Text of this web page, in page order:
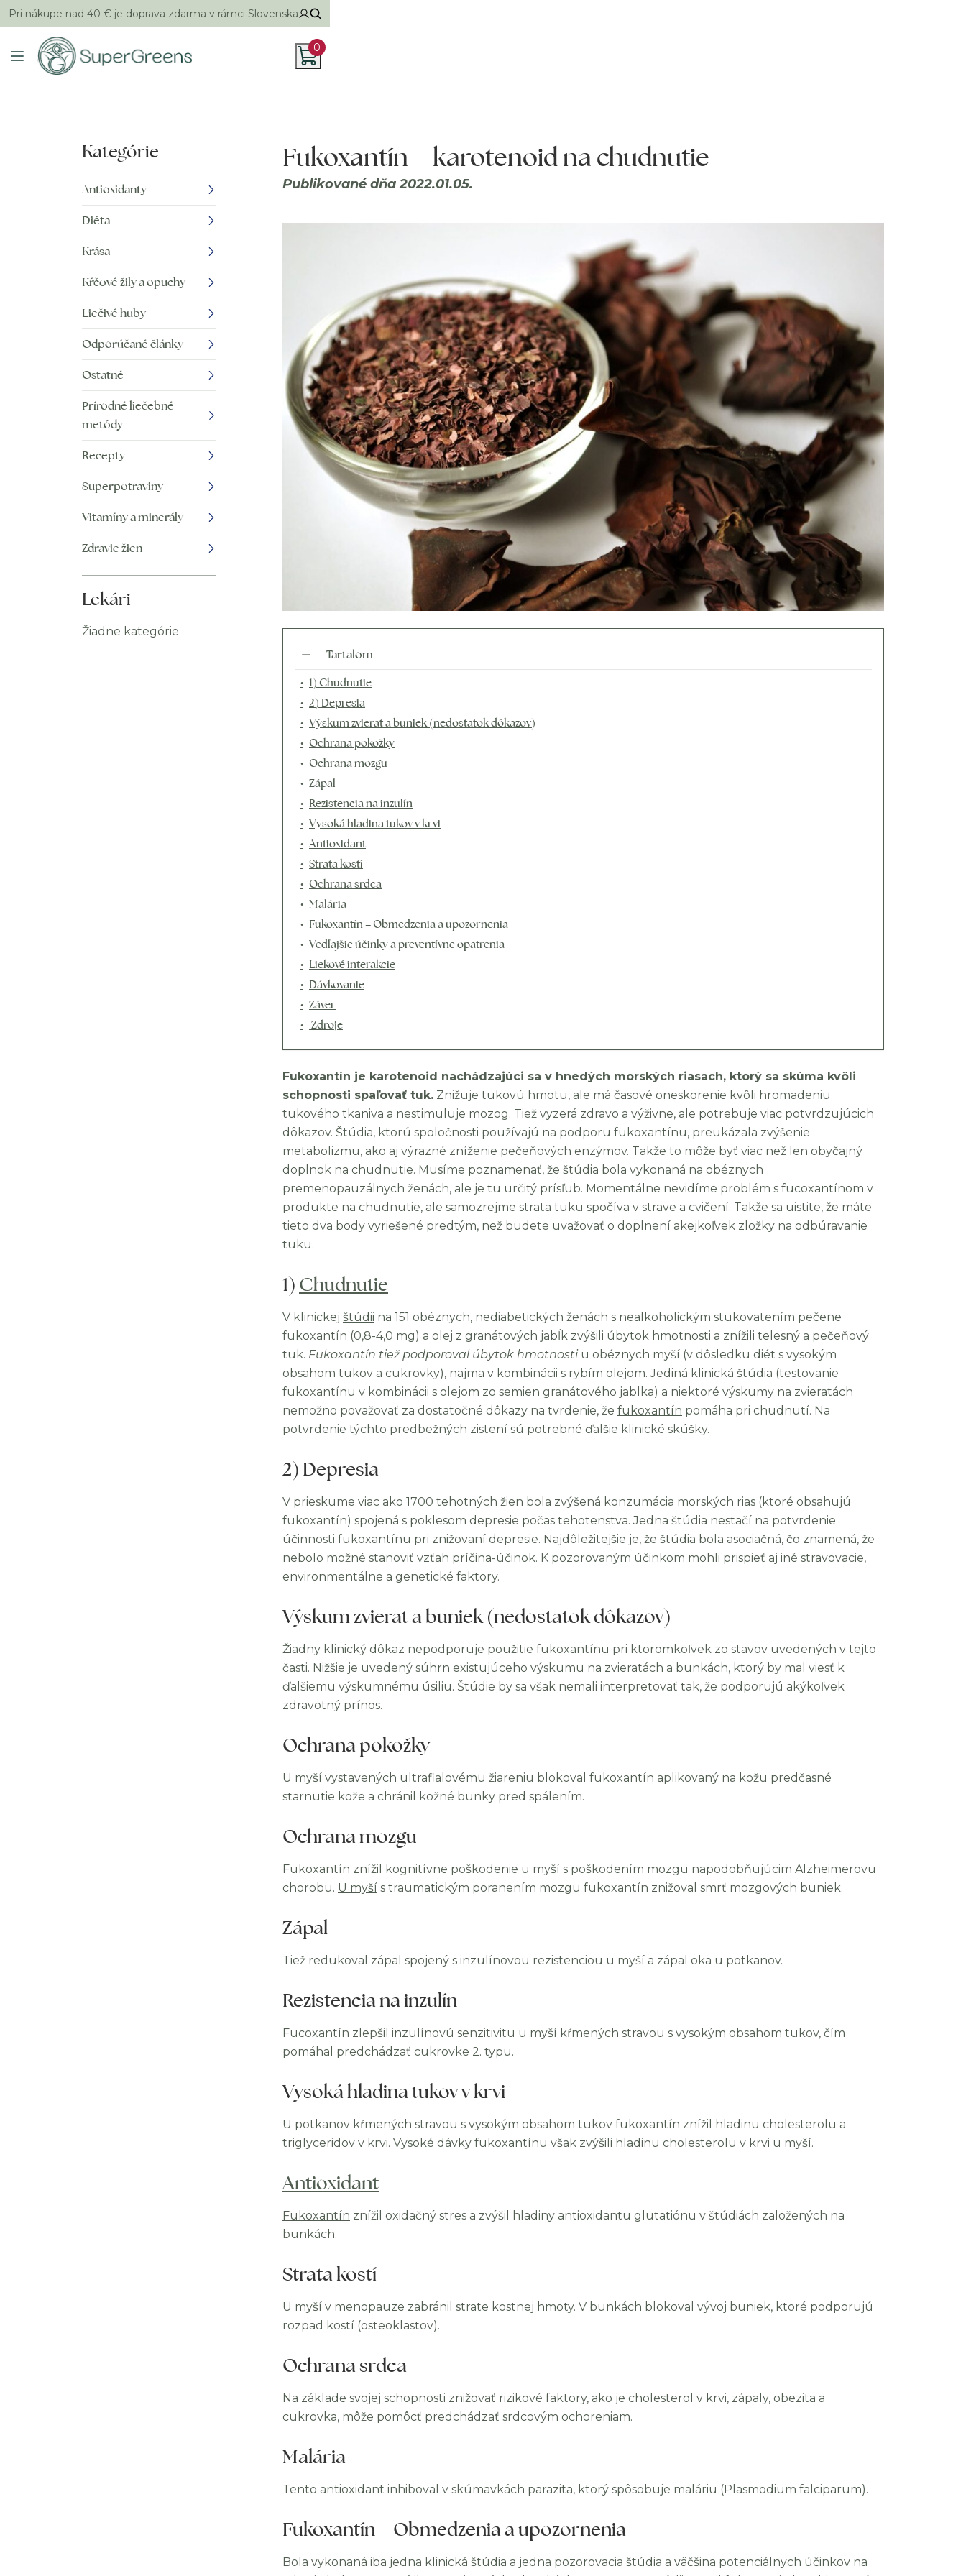
Pri nákupe nad 40 € je doprava zdarma v rámci Slovenska
0
Fukoxantín – karotenoid na chudnutie
Publikované dňa 2022.01.05.
Tartalom
1) Chudnutie
2) Depresia
Výskum zvierat a buniek (nedostatok dôkazov)
Ochrana pokožky
Ochrana mozgu
Zápal
Rezistencia na inzulín
Vysoká hladina tukov v krvi
Antioxidant
Strata kostí
Ochrana srdca
Malária
Fukoxantín – Obmedzenia a upozornenia
Vedľajšie účinky a preventívne opatrenia
Liekové interakcie
Dávkovanie
Záver
Zdroje
Fukoxantín je karotenoid nachádzajúci sa v hnedých morských riasach, ktorý sa skúma kvôli
schopnosti spaľovať tuk. Znižuje tukovú hmotu, ale má časové oneskorenie kvôli hromadeniu
tukového tkaniva a nestimuluje mozog. Tiež vyzerá zdravo a výživne, ale potrebuje viac potvrdzujúcich
dôkazov. Štúdia, ktorú spoločnosti používajú na podporu fukoxantínu, preukázala zvýšenie
metabolizmu, ako aj výrazné zníženie pečeňových enzýmov. Takže to môže byť viac než len obyčajný
doplnok na chudnutie. Musíme poznamenať, že štúdia bola vykonaná na obéznych
premenopauzálnych ženách, ale je tu určitý prísľub. Momentálne nevidíme problém s fucoxantínom v
produkte na chudnutie, ale samozrejme strata tuku spočíva v strave a cvičení. Takže sa uistite, že máte
tieto dva body vyriešené predtým, než budete uvažovať o doplnení akejkoľvek zložky na odbúravanie
tuku.
1) Chudnutie
V klinickej štúdii na 151 obéznych, nediabetických ženách s nealkoholickým stukovatením pečene
fukoxantín (0,8-4,0 mg) a olej z granátových jabĺk zvýšili úbytok hmotnosti a znížili telesný a pečeňový
tuk. Fukoxantín tiež podporoval úbytok hmotnosti u obéznych myší (v dôsledku diét s vysokým
obsahom tukov a cukrovky), najmä v kombinácii s rybím olejom. Jediná klinická štúdia (testovanie
fukoxantínu v kombinácii s olejom zo semien granátového jablka) a niektoré výskumy na zvieratách
nemožno považovať za dostatočné dôkazy na tvrdenie, že fukoxantín pomáha pri chudnutí. Na
potvrdenie týchto predbežných zistení sú potrebné ďalšie klinické skúšky.
2) Depresia
V prieskume viac ako 1700 tehotných žien bola zvýšená konzumácia morských rias (ktoré obsahujú
fukoxantín) spojená s poklesom depresie počas tehotenstva. Jedna štúdia nestačí na potvrdenie
účinnosti fukoxantínu pri znižovaní depresie. Najdôležitejšie je, že štúdia bola asociačná, čo znamená, že
nebolo možné stanoviť vzťah príčina-účinok. K pozorovaným účinkom mohli prispieť aj iné stravovacie,
environmentálne a genetické faktory.
Výskum zvierat a buniek (nedostatok dôkazov)
Žiadny klinický dôkaz nepodporuje použitie fukoxantínu pri ktoromkoľvek zo stavov uvedených v tejto
časti. Nižšie je uvedený súhrn existujúceho výskumu na zvieratách a bunkách, ktorý by mal viesť k
ďalšiemu výskumnému úsiliu. Štúdie by sa však nemali interpretovať tak, že podporujú akýkoľvek
zdravotný prínos.
Ochrana pokožky
U myší vystavených ultrafialovému žiareniu blokoval fukoxantín aplikovaný na kožu predčasné
starnutie kože a chránil kožné bunky pred spálením.
Ochrana mozgu
Fukoxantín znížil kognitívne poškodenie u myší s poškodením mozgu napodobňujúcim Alzheimerovu
chorobu. U myší s traumatickým poranením mozgu fukoxantín znižoval smrť mozgových buniek.
Zápal
Tiež redukoval zápal spojený s inzulínovou rezistenciou u myší a zápal oka u potkanov.
Rezistencia na inzulín
Fucoxantín zlepšil inzulínovú senzitivitu u myší kŕmených stravou s vysokým obsahom tukov, čím
pomáhal predchádzať cukrovke 2. typu.
Vysoká hladina tukov v krvi
U potkanov kŕmených stravou s vysokým obsahom tukov fukoxantín znížil hladinu cholesterolu a
triglyceridov v krvi. Vysoké dávky fukoxantínu však zvýšili hladinu cholesterolu v krvi u myší.
Antioxidant
Fukoxantín znížil oxidačný stres a zvýšil hladiny antioxidantu glutatiónu v štúdiách založených na
bunkách.
Strata kostí
U myší v menopauze zabránil strate kostnej hmoty. V bunkách blokoval vývoj buniek, ktoré podporujú
rozpad kostí (osteoklastov).
Ochrana srdca
Na základe svojej schopnosti znižovať rizikové faktory, ako je cholesterol v krvi, zápaly, obezita a
cukrovka, môže pomôcť predchádzať srdcovým ochoreniam.
Malária
Tento antioxidant inhiboval v skúmavkách parazita, ktorý spôsobuje maláriu (Plasmodium falciparum).
Fukoxantín – Obmedzenia a upozornenia
Bola vykonaná iba jedna klinická štúdia a jedna pozorovacia štúdia a väčšina potenciálnych účinkov na
Kategórie
Antioxidanty
Diéta
Krása
Kŕčové žily a opuchy
Liečivé huby
Odporúčané články
Ostatné
Prírodné liečebné
metódy
Recepty
Superpotraviny
Vitamíny a minerály
Zdravie žien
Lekári
Žiadne kategórie